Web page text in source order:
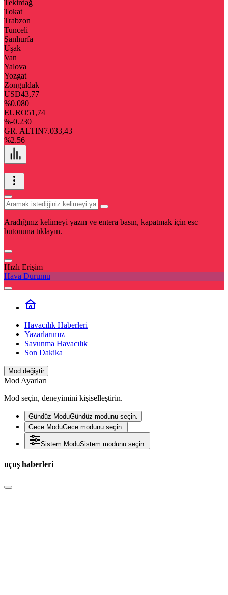
Tekirdağ
Tokat
Trabzon
Tunceli
Şanlıurfa
Uşak
Van
Yalova
Yozgat
Zonguldak
USD43,77
%0.080
EURO51,74
%-0.230
GR. ALTIN7.033,43
%2.56
Aradığınız kelimeyi yazın ve entera basın, kapatmak için esc
butonuna tıklayın.
Hızlı Erişim
Hava Durumu
Havacılık Haberleri
Yazarlarımız
Savunma Havacılık
Son Dakika
Mod değiştir
Mod Ayarları
Mod seçin, deneyimini kişiselleştirin.
Gündüz ModuGündüz modunu seçin.
Gece ModuGece modunu seçin.
Sistem ModuSistem modunu seçin.
uçuş haberleri